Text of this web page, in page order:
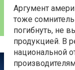
Аргумент
тоже
погибнуть, не
продукцией. В
национальной